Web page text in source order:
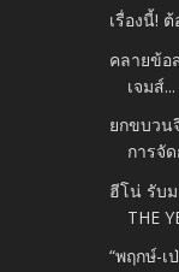
เรื่องนี้!
คลายข้อ
เจมส์...
ยกขบวน
การจั
ฮีโน่ รับม
THE
“พฤกษ์-เ